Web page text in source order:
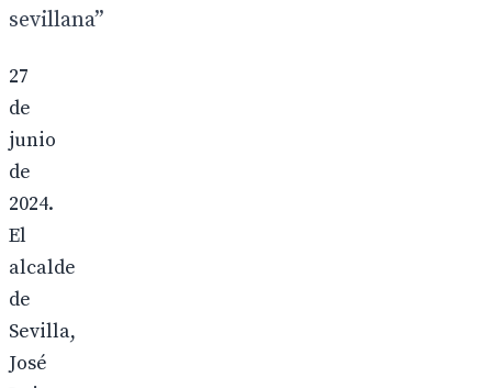
sevillana”
27
de
junio
de
2024.
El
alcalde
de
Sevilla,
José